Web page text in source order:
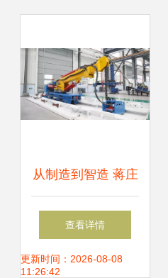
从制造到智造 蒋庄
煤矿机械制造产业
跑出创新加速度，
查看详情
更新时间：2026-08-08
11:26:42